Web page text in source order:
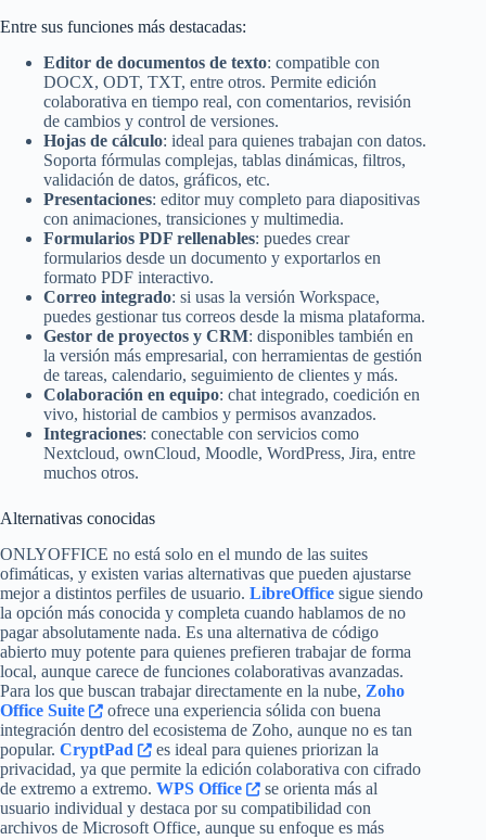
Entre sus funciones más destacadas:
Editor de documentos de texto: compatible con
DOCX, ODT, TXT, entre otros. Permite edición
colaborativa en tiempo real, con comentarios, revisión
de cambios y control de versiones.
Hojas de cálculo: ideal para quienes trabajan con datos.
Soporta fórmulas complejas, tablas dinámicas, filtros,
validación de datos, gráficos, etc.
Presentaciones: editor muy completo para diapositivas
con animaciones, transiciones y multimedia.
Formularios PDF rellenables: puedes crear
formularios desde un documento y exportarlos en
formato PDF interactivo.
Correo integrado: si usas la versión Workspace,
puedes gestionar tus correos desde la misma plataforma.
Gestor de proyectos y CRM: disponibles también en
la versión más empresarial, con herramientas de gestión
de tareas, calendario, seguimiento de clientes y más.
Colaboración en equipo: chat integrado, coedición en
vivo, historial de cambios y permisos avanzados.
Integraciones: conectable con servicios como
Nextcloud, ownCloud, Moodle, WordPress, Jira, entre
muchos otros.
Alternativas conocidas
ONLYOFFICE no está solo en el mundo de las suites
ofimáticas, y existen varias alternativas que pueden ajustarse
mejor a distintos perfiles de usuario. LibreOffice sigue siendo
la opción más conocida y completa cuando hablamos de no
pagar absolutamente nada. Es una alternativa de código
abierto muy potente para quienes prefieren trabajar de forma
local, aunque carece de funciones colaborativas avanzadas.
Para los que buscan trabajar directamente en la nube, Zoho
Office Suite
ofrece una experiencia sólida con buena
integración dentro del ecosistema de Zoho, aunque no es tan
popular. CryptPad
es ideal para quienes priorizan la
privacidad, ya que permite la edición colaborativa con cifrado
de extremo a extremo. WPS Office
se orienta más al
usuario individual y destaca por su compatibilidad con
archivos de Microsoft Office, aunque su enfoque es más